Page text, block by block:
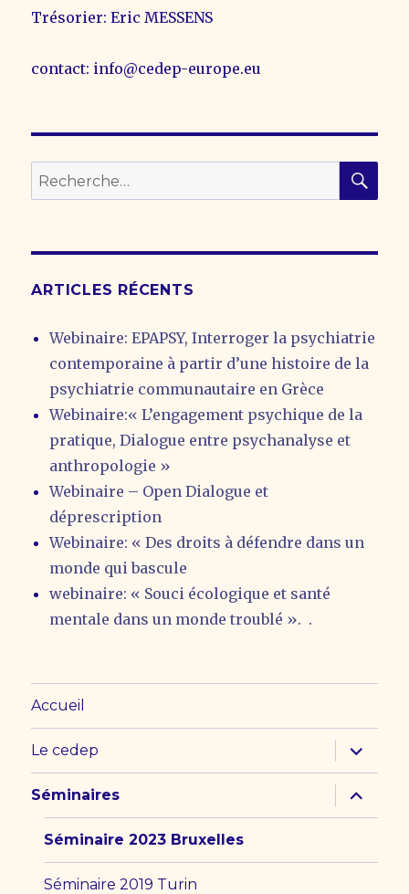
Trésorier: Eric MESSENS
contact: info@cedep-europe.eu
Recherche
pour :
ARTICLES RÉCENTS
Webinaire: EPAPSY, Interroger la psychiatrie
contemporaine à partir d’une histoire de la
psychiatrie communautaire en Grèce
Webinaire:« L’engagement psychique de la
pratique, Dialogue entre psychanalyse et
anthropologie »
Webinaire – Open Dialogue et
déprescription
Webinaire: « Des droits à défendre dans un
monde qui bascule
webinaire: « Souci écologique et santé
mentale dans un monde troublé ». .
Accueil
Le cedep
ouvrir
le
sous-
menu
Séminaires
ouvrir
le
sous-
Séminaire 2023 Bruxelles
Séminaire 2019 Turin